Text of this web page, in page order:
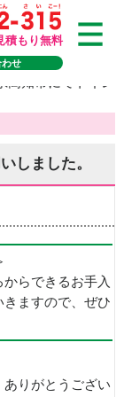
積もり無料
わせ
しました。
らできるお手入
ますので、ぜひ
りがとうござい